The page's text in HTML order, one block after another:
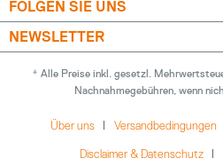
FOLGEN SIE UNS
NEWSLETTER
* Alle Preise inkl. gesetzl.
Nachnahmegebühren, wenn
Über uns Versandbedingungen
Disclaimer & Datenschutz